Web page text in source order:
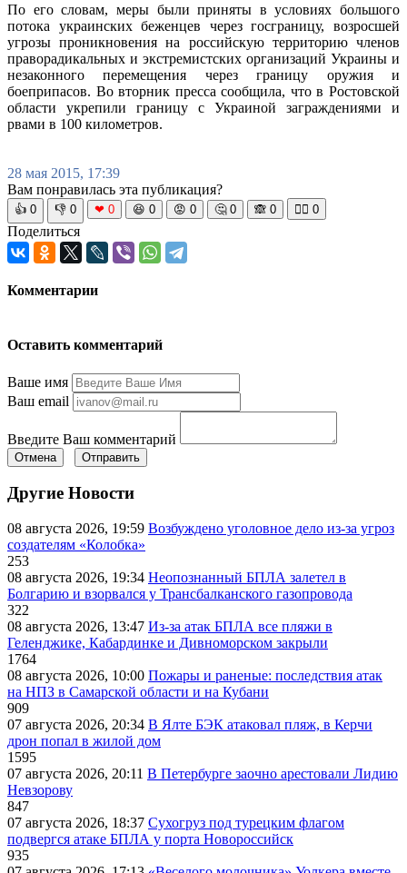
По его словам, меры были приняты в условиях большого
потока украинских беженцев через госграницу, возросшей
угрозы проникновения на российскую территорию членов
праворадикальных и экстремистских организаций Украины и
незаконного перемещения через границу оружия и
боеприпасов. Во вторник пресса сообщила, что в Ростовской
области укрепили границу с Украиной заграждениями и
рвами в 100 километров.
28 мая 2015, 17:39
Вам понравилась эта публикация?
👍 0 👎 0 ❤ 0 😆 0 😡 0 🤔 0 🙈 0 🧘‍♀️ 0
Поделиться
Комментарии
Оставить комментарий
Ваше имя
Ваш email
Введите Ваш комментарий
Отмена Отправить
Другие Новости
08 августа 2026, 19:59 Возбуждено уголовное дело из-за угроз
создателям «Колобка»
253
08 августа 2026, 19:34 Неопознанный БПЛА залетел в
Болгарию и взорвался у Трансбалканского газопровода
322
08 августа 2026, 13:47 Из-за атак БПЛА все пляжи в
Геленджике, Кабардинке и Дивноморском закрыли
1764
08 августа 2026, 10:00 Пожары и раненые: последствия атак
на НПЗ в Самарской области и на Кубани
909
07 августа 2026, 20:34 В Ялте БЭК атаковал пляж, в Керчи
дрон попал в жилой дом
1595
07 августа 2026, 20:11 В Петербурге заочно арестовали Лидию
Невзорову
847
07 августа 2026, 18:37 Сухогруз под турецким флагом
подвергся атаке БПЛА у порта Новороссийск
935